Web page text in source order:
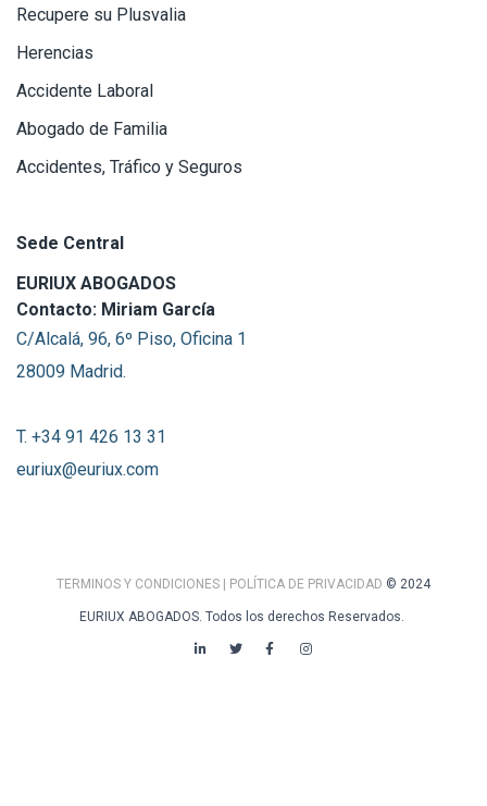
Recupere su Plusvalia
Herencias
Accidente Laboral
Abogado de Familia
Accidentes, Tráfico y Seguros
Sede Central
EURIUX ABOGADOS
Contacto: Miriam García
C/Alcalá, 96, 6º Piso, Oficina 1
28009 Madrid.
T. +34 91 426 13 31
euriux@euriux.com
TERMINOS Y CONDICIONES | POLÍTICA DE PRIVACIDAD © 2024
EURIUX ABOGADOS. Todos los derechos Reservados.